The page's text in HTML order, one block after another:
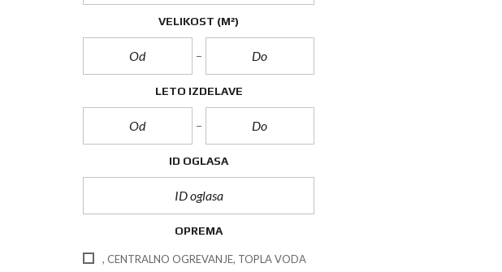
VELIKOST (M²)
LETO IZDELAVE
ID OGLASA
OPREMA
, CENTRALNO OGREVANJE, TOPLA VODA